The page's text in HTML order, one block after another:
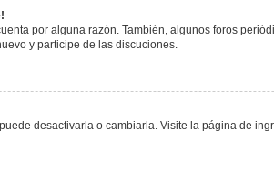
por alguna razón. También, algunos foros
y participe de las discuciones.
desactivarla o cambiarla. Visite la página de